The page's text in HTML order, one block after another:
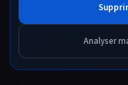
Analyser